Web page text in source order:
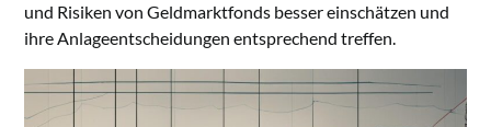
und Risiken von Geldmarktfonds besser einschätzen und
ihre Anlageentscheidungen entsprechend treffen.